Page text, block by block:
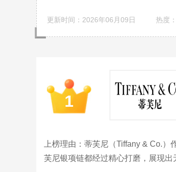
更新时间：2026年06月09日 热度
1
上榜理由：蒂芙尼（Tiffany & Co.
芙尼银项链都经过精心打磨，展现出